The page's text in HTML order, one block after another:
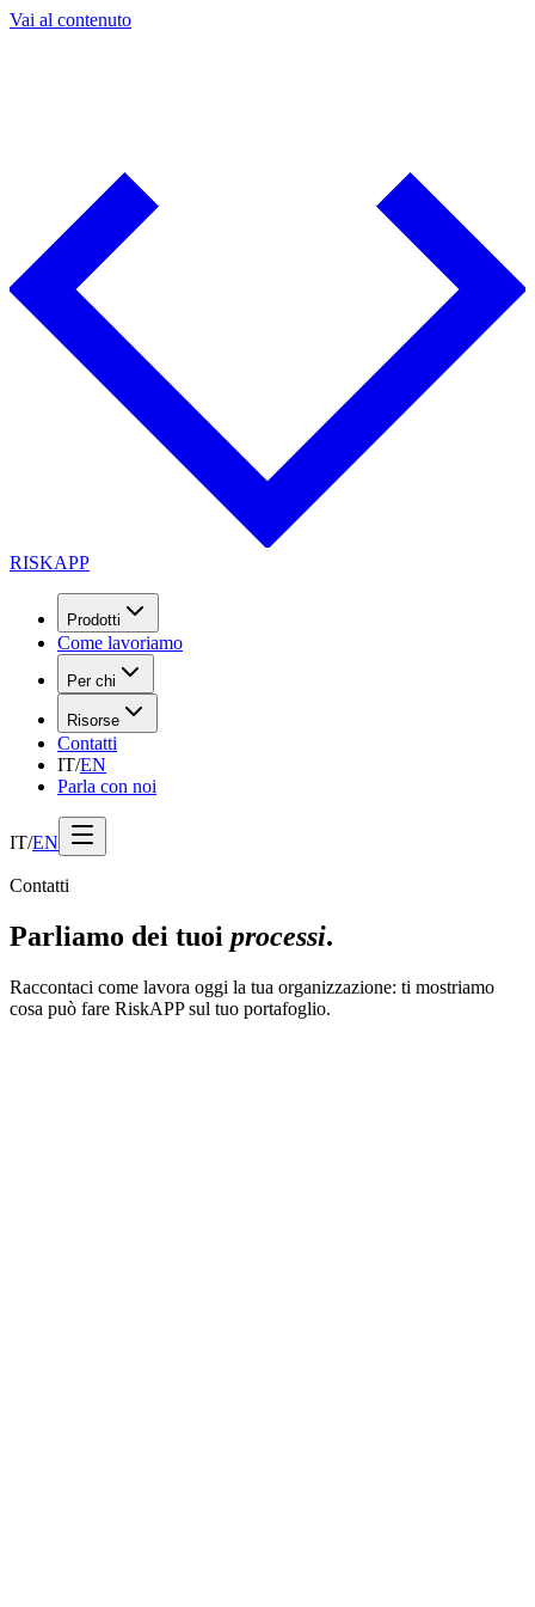
Vai al contenuto
RISKAPP
Prodotti
Come lavoriamo
Per chi
Risorse
Contatti
IT/EN
Parla con noi
IT/EN
Contatti
Parliamo dei tuoi processi.
Raccontaci come lavora oggi la tua organizzazione: ti mostriamo
cosa può fare RiskAPP sul tuo portafoglio.